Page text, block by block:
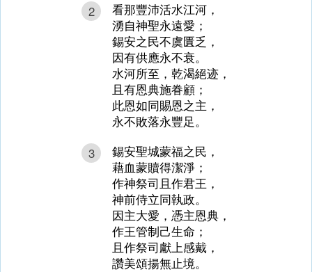
2
看那豐沛活水江河，
湧自神聖永遠愛；
錫安之民不虞匱乏，
因有供應永不衰。
水河所至，乾渴絕迹，
且有恩典施眷顧；
此恩如同賜恩之主，
永不敗落永豐足。
3
錫安聖城蒙福之民，
藉血蒙贖得潔淨；
作神祭司且作君王，
神前侍立同執政。
因主大愛，憑主恩典，
作王管制己生命；
且作祭司獻上感戴，
讚美頌揚無止境。